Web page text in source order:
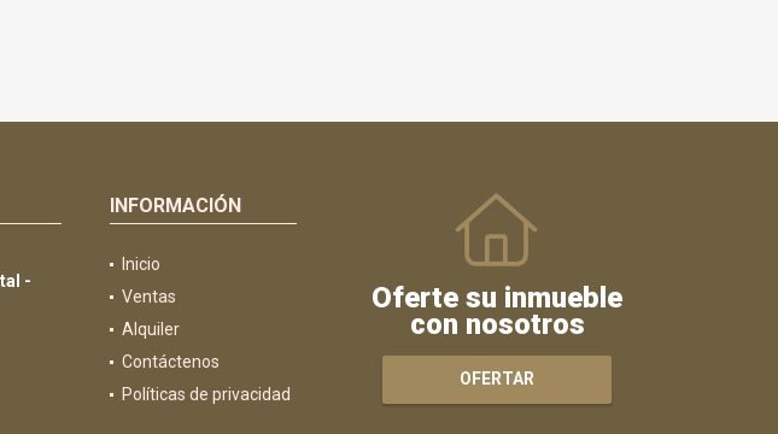
-
INFORMACIÓN
Inicio
Ventas
Alquiler
Contáctenos
Políticas de privacidad
Oferte su inmueble
con nosotros
OFERTAR